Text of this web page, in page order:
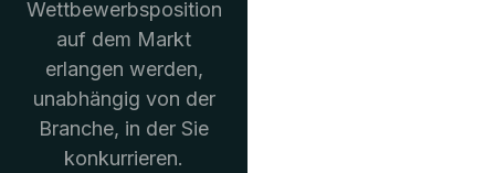
Wettbewerbsposition
auf dem Markt
erlangen werden,
unabhängig von der
Branche, in der Sie
konkurrieren.